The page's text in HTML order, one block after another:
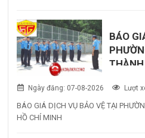
BÁO
Ngày đăng: 07-08-2026 Lượt
BÁO GIÁ DỊCH VỤ BẢO VỆ TẠI
HỒ CHÍ MINH